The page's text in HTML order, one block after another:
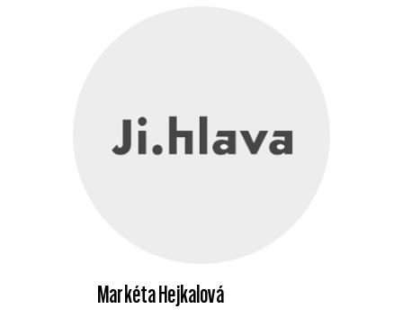
Markéta Hejkalová